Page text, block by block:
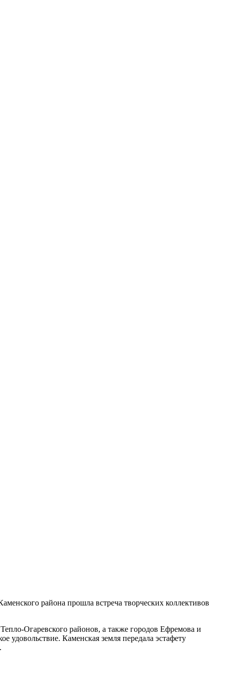
района прошла встреча творческих коллективов
Огаревского районов, а также городов Ефремова и
удовольствие. Каменская земля передала эстафету